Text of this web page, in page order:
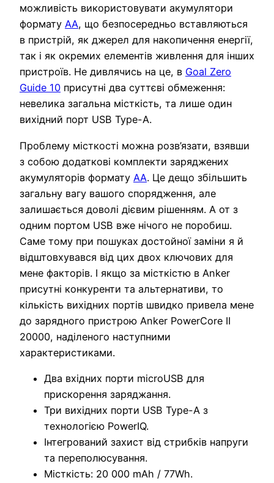
можливість використовувати акумулятори
формату АА, що безпосередньо вставляються
в пристрій, як джерел для накопичення енергії,
так і як окремих елементів живлення для інших
пристроїв. Не дивлячись на це, в Goal Zero
Guide 10 присутні два суттєві обмеження:
невелика загальна місткість, та лише один
вихідний порт USB Type-A.
Проблему місткості можна розв’язати, взявши
з собою додаткові комплекти заряджених
акумуляторів формату АА. Це дещо збільшить
загальну вагу вашого спорядження, але
залишається доволі дієвим рішенням. А от з
одним портом USB вже нічого не поробиш.
Саме тому при пошуках достойної заміни я й
відштовхувався від цих двох ключових для
мене факторів. І якщо за місткістю в Anker
присутні конкуренти та альтернативи, то
кількість вихідних портів швидко привела мене
до зарядного пристрою Anker PowerCore II
20000, наділеного наступними
характеристиками.
Два вхідних порти microUSB для
прискорення заряджання.
Три вихідних порти USB Type-A з
технологією PowerIQ.
Інтегрований захист від стрибків напруги
та переполюсування.
Місткість: 20 000 mAh / 77Wh.